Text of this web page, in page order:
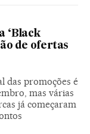
‘Black
de ofertas
das promoções é
mas várias
já começaram